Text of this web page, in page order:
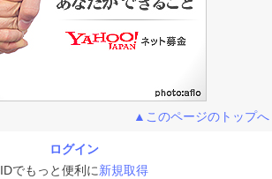
▲このページのトップへ
ログイン
IDでもっと便利に新規取得